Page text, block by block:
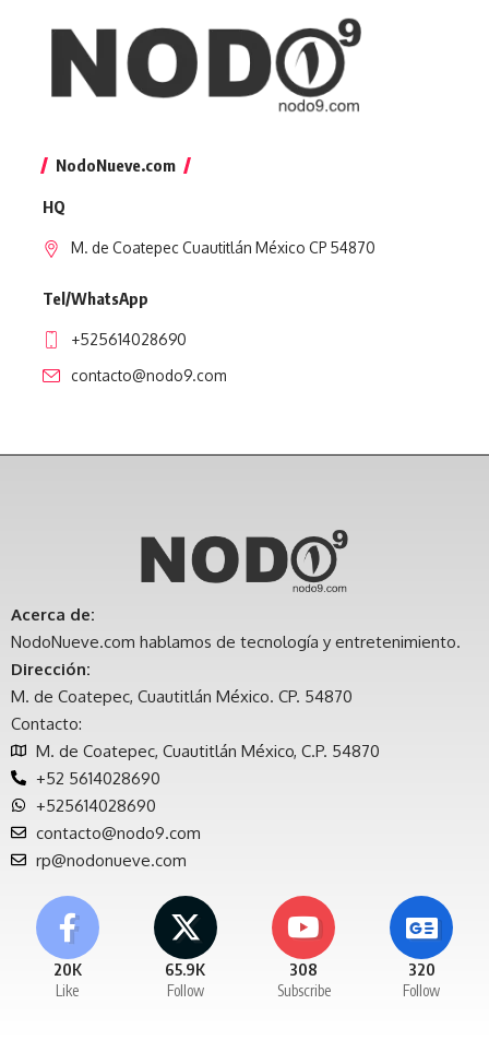
NodoNueve.com
HQ
M. de Coatepec Cuautitlán México CP 54870
Tel/WhatsApp
+525614028690
contacto@nodo9.com
Acerca de:
NodoNueve.com hablamos de tecnología y entretenimiento.
Dirección:
M. de Coatepec, Cuautitlán México. CP. 54870
Contacto:
M. de Coatepec, Cuautitlán México, C.P. 54870
+52 5614028690
+525614028690
contacto@nodo9.com
rp@nodonueve.com
20K
Like
65.9K
Follow
308
Subscribe
320
Follow